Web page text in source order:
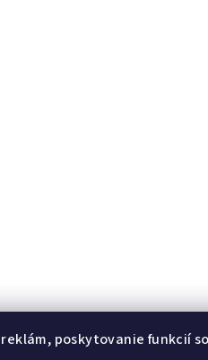
poskytovanie funkcií